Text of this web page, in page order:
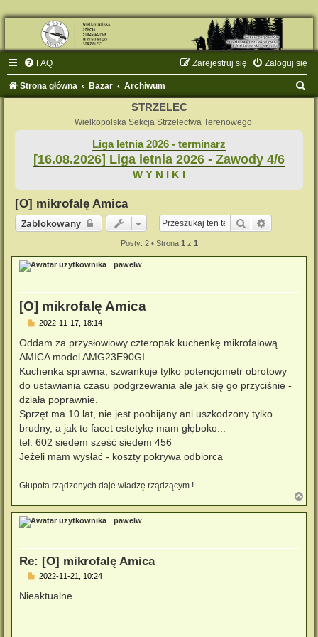
FAQ Zaloguj się
Zarejestruj się
Strona główna Bazar Archiwum
STRZELEC
Wielkopolska Sekcja Strzelectwa Terenowego
Liga letnia 2026 - terminarz
[16.08.2026] Liga letnia 2026 - Zawody 4/6
W Y N I K I
[O] mikrofalę Amica
Zablokowany
Szukaj
Posty: 2 • Strona 1 z 1
pawelw
[O] mikrofalę Amica
P
s
2022-11-17, 18:14
Oddam za przysłowiowy czteropak kuchenkę mikrofalową
AMICA model AMG23E90GI
Kuchenka sprawna, szwankuje tylko potencjometr obrotowy
do ustawiania czasu podgrzewania ale jak się go przyciśnie -
działa poprawnie.
Sprzęt ma 10 lat, nie jest poobijany ani uszkodzony tylko
brudny, a jak to facet estetykę mam głęboko...
tel. 602 siedem sześć siedem 456
Jeżeli mam wysłać - koszty pokrywa odbiorca
Głupota rządzonych daje władzę rządzącym !
a
g
pawelw
Re: [O] mikrofalę Amica
P
s
2022-11-21, 10:24
Nieaktualne